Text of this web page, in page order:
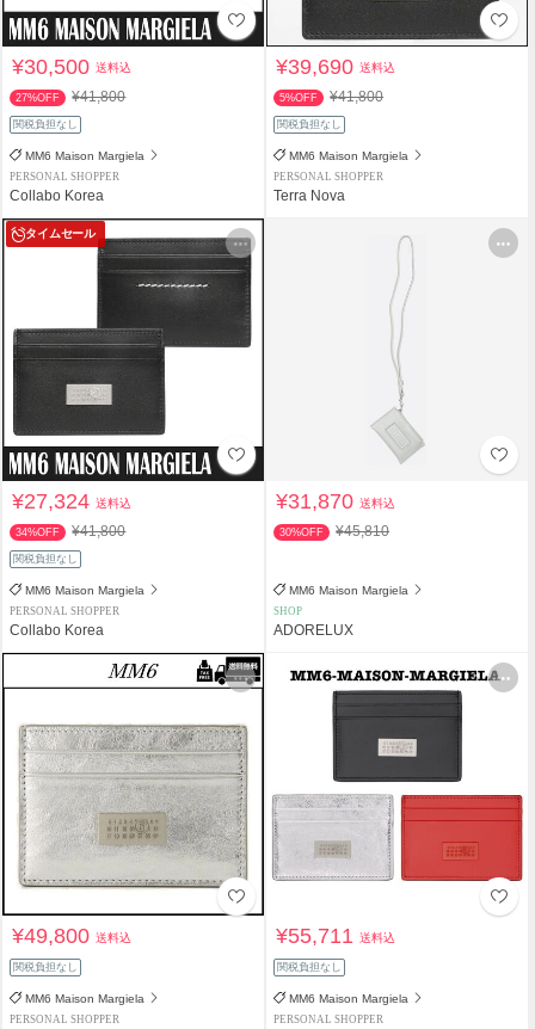
¥30,500送料込
27%OFF ¥41,800
関税負担なし
MM6 Maison Margiela
PERSONAL SHOPPER
Collabo Korea
¥39,690送料込
5%OFF ¥41,800
関税負担なし
MM6 Maison Margiela
PERSONAL SHOPPER
Terra Nova
タイムセール
¥27,324送料込
34%OFF ¥41,800
関税負担なし
MM6 Maison Margiela
PERSONAL SHOPPER
Collabo Korea
¥31,870送料込
30%OFF ¥45,810
MM6 Maison Margiela
SHOP
ADORELUX
¥49,800送料込
関税負担なし
MM6 Maison Margiela
PERSONAL SHOPPER
¥55,711送料込
関税負担なし
MM6 Maison Margiela
PERSONAL SHOPPER